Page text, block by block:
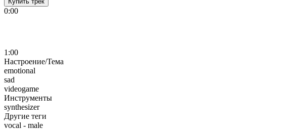
0:00
1:00
Настроение/Тема
emotional
sad
videogame
Инструменты
synthesizer
Другие теги
vocal - male